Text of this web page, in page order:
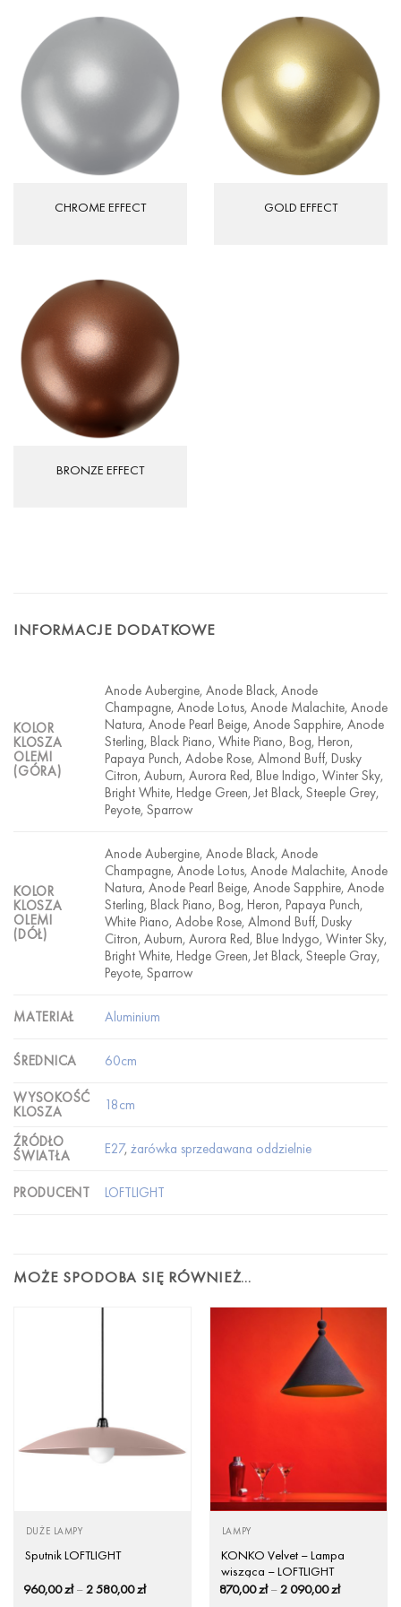
CHROME EFFECT GOLD EFFECT
BRONZE EFFECT
INFORMACJE DODATKOWE
KOLOR
KLOSZA
OLEMI
(GÓRA)
Anode Aubergine, Anode Black, Anode
Champagne, Anode Lotus, Anode Malachite, Anode
Natura, Anode Pearl Beige, Anode Sapphire, Anode
Sterling, Black Piano, White Piano, Bog, Heron,
Papaya Punch, Adobe Rose, Almond Buff, Dusky
Citron, Auburn, Aurora Red, Blue Indigo, Winter Sky,
Bright White, Hedge Green, Jet Black, Steeple Grey,
Peyote, Sparrow
KOLOR
KLOSZA
OLEMI
(DÓŁ)
Anode Aubergine, Anode Black, Anode
Champagne, Anode Lotus, Anode Malachite, Anode
Natura, Anode Pearl Beige, Anode Sapphire, Anode
Sterling, Black Piano, Bog, Heron, Papaya Punch,
White Piano, Adobe Rose, Almond Buff, Dusky
Citron, Auburn, Aurora Red, Blue Indygo, Winter Sky,
Bright White, Hedge Green, Jet Black, Steeple Gray,
Peyote, Sparrow
MATERIAŁ Aluminium
ŚREDNICA 60cm
WYSOKOŚĆ
KLOSZA
18cm
ŹRÓDŁO
ŚWIATŁA
E27, żarówka sprzedawana oddzielnie
PRODUCENT LOFTLIGHT
MOŻE SPODOBA SIĘ RÓWNIEŻ…
DUŻE LAMPY
Sputnik LOFTLIGHT
960,00zł –2 580,00złZakres
LAMPY
KONKO Velvet – Lampa
wisząca – LOFTLIGHT
870,00zł –2 090,00złZakres